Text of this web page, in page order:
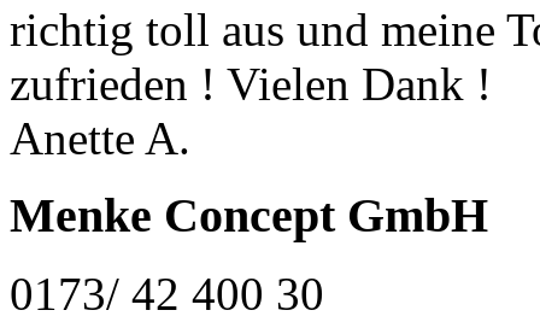
richtig toll aus und meine
zufrieden ! Vielen Dank !
Anette A.
Menke Concept GmbH
0173/ 42 400 30